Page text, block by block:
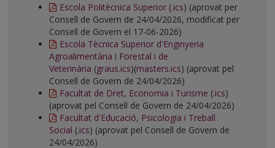
Escola Politècnica Superior (.ics) (aprovat per
Consell de Govern de 24/04/2026, modificat per
Consell de Govern el 17-06-2026)
Escola Tècnica Superior d'Enginyeria
Agroalimentària i Forestal i de
Veterinària (graus.ics)(masters.ics) (aprovat pel
Consell de Govern de 24/04/2026)
Facultat de Dret, Economia i Turisme (.ics)
(aprovat pel Consell de Govern de 24/04/2026)
Facultat d'Educació, Psicologia i Treball
Social (.ics) (aprovat pel Consell de Govern de
24/04/2026)